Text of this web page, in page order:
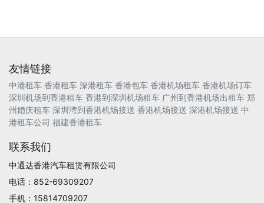
友情链接
中港租车 香港租车 深港租车 香港包车 香港机场租车 香港机场订车
深圳机场到香港租车 香港到深圳机场租车 广州到香港机场出租车 郑
州婚庆租车 深圳湾到香港机场接送 香港机场接送 深港机场接送 中
港租车公司 福建香港租车
联系我们
中通达香港汽车租赁有限公司
电话：852-69309207
手机：15814709207